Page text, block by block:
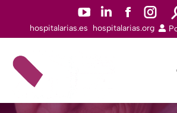
YouTube
page
window
Linkedin
page
window
Facebook
page
window
hospitalarias.es hospitalarias.org